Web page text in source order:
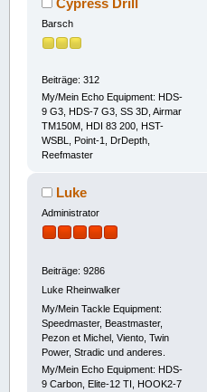
Cypress Drill
Barsch
Beiträge: 312
My/Mein Echo Equipment: HDS-
9 G3, HDS-7 G3, SS 3D, Airmar
TM150M, HDI 83 200, HST-
WSBL, Point-1, DrDepth,
Reefmaster
Luke
Administrator
Beiträge: 9286
Luke Rheinwalker
My/Mein Tackle Equipment:
Speedmaster, Beastmaster,
Pezon et Michel, Viento, Twin
Power, Stradic und anderes.
My/Mein Echo Equipment: HDS-
9 Carbon, Elite-12 TI, HOOK2-7